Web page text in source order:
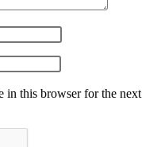
in this browser for the next